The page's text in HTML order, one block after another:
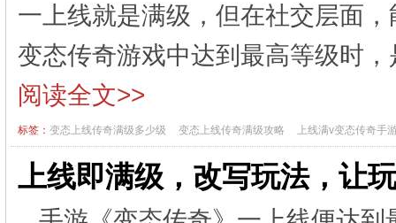
一上线就是满级，但在社交层面
变态传奇游戏中达到最高等级时
阅读全文>>
标签： 变态上线传奇满级多少级 变态上线传奇满级攻略 上线满v变态传奇手
上线即满级，改写玩法，让